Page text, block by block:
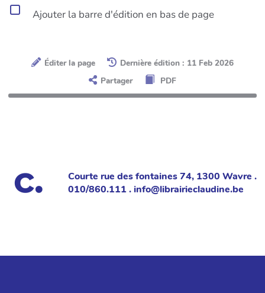
Ajouter la barre d'édition en bas de page
Éditer la page
Dernière édition : 11 Feb 2026
Partager
PDF
Courte rue des fontaines 74, 1300 Wavre .
010/860.111 . info@librairieclaudine.be